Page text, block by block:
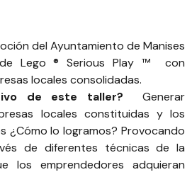
del Ayuntamiento de Manises
Lego ® Serious Play ™ con
locales consolidadas.
de este taller?
Generar
locales constituidas y los
¿Cómo lo logramos? Provocando
de diferentes técnicas de la
los emprendedores adquieran